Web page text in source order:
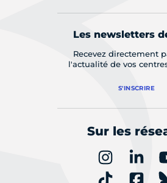
Les newsletters
Recevez directement
l'actualité de vos
S'INSCRIRE
Sur les